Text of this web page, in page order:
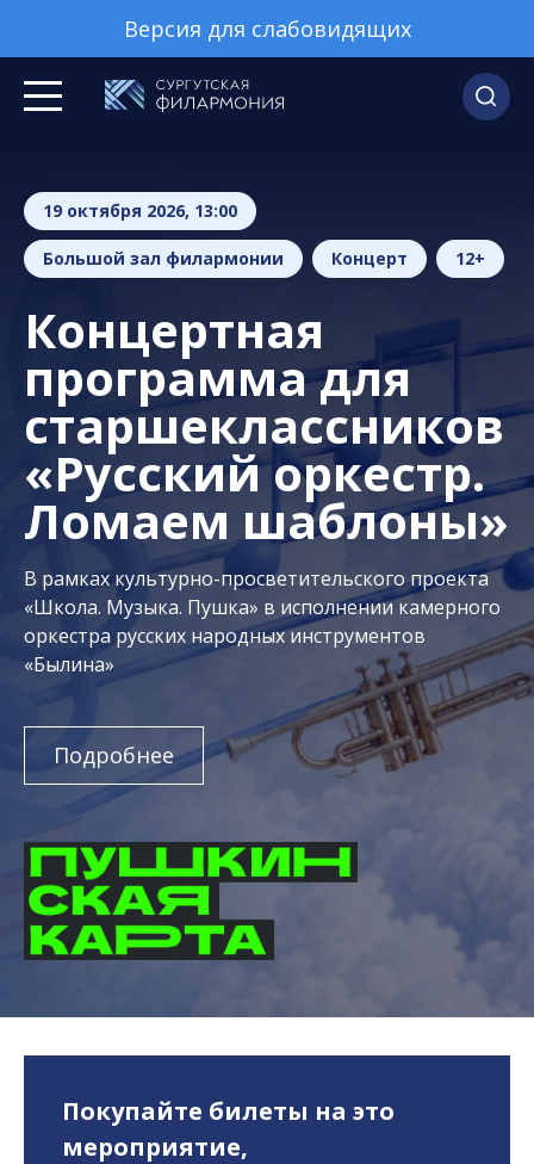
Версия для слабовидящих
19 октября 2026, 13:00
Большой зал филармонии Концерт 12+
Концертная
программа для
старшеклассников
«Русский оркестр.
Ломаем шаблоны»
В рамках культурно-просветительского проекта
«Школа. Музыка. Пушка» в исполнении камерного
оркестра русских народных инструментов
«Былина»
Подробнее
Покупайте билеты на это
мероприятие,